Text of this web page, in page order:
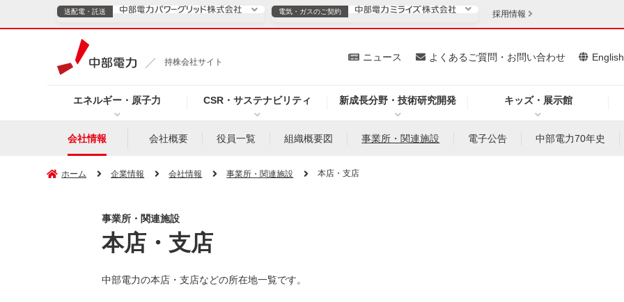
持株会社サイト
エネルギー・原子力 CSR・サステナビリティ 新成長分野・技術研究開発 キッズ・展示館
ニュース よくあるご質問・お問い合わせ English
送配電・託送 電気・ガスのご契約
電気・ガスのご契約
プレスリリース（新しいウィンドウを開きます）
お知らせ
採用情報
会社情報 会社概要 役員一覧 組織概要図 事業所・関連施設 電子公告 中部電力70年史
ホーム 企業情報 会社情報 事業所・関連施設 本店・支店
事業所・関連施設
本店・支店
中部電力の本店・支店などの所在地一覧です。